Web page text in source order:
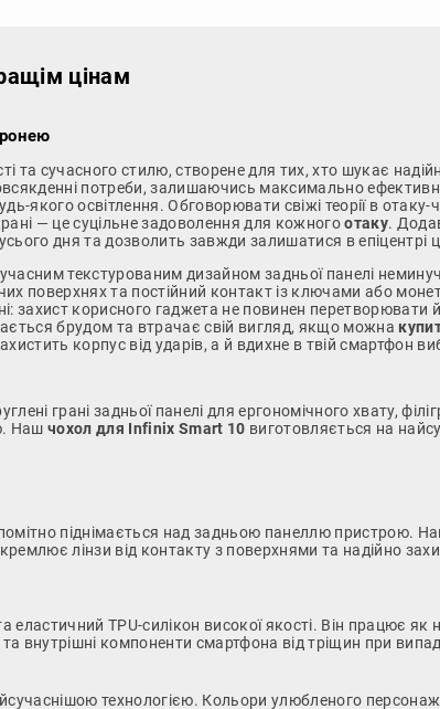
цінам
та сучасного стилю, створене для тих, хто шукає
потреби, залишаючись максимально
освітлення. Обговорювати свіжі теорії в отаку-
— це суцільне задоволення для кожногоотаку.
дня та дозволить завжди залишатися в епіцентрі
текстурованим дизайном задньої панелі
поверхнях та постійний контакт із ключами або
захист корисного гаджета не повинен перетворювати
брудом та втрачає свій вигляд, якщо можна
корпус від ударів, а й вдихне в твій смартфон
грані задньої панелі для ергономічного хвату,
Нашчохол для Infinix Smart 10 виготовляється на
піднімається над задньою панеллю пристрою.
лінзи від контакту з поверхнями та надійно
TPU-силікон високої якості. Він працює як
внутрішні компоненти смартфона від тріщин при
технологією. Кольори улюбленого